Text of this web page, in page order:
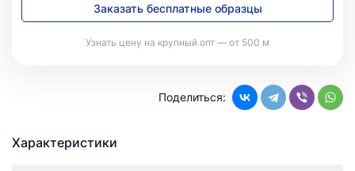
Заказать бесплатные образцы
Узнать цену на крупный опт — от 500 м
Поделиться:
Характеристики